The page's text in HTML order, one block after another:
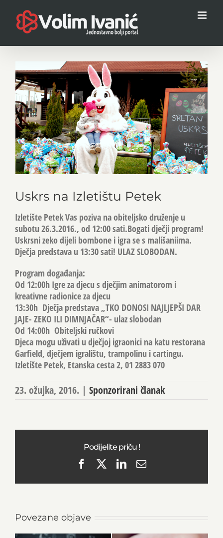
content
Larger
Image
Uskrs na Izletištu Petek
Izletište Petek Vas poziva na obiteljsko druženje u
subotu 26.3.2016., od 12:00 sati.Bogati dječji program!
Uskrsni zeko dijeli bombone i igra se s mališaniima.
Dječja predstava u 13:30 sati! ULAZ SLOBODAN.
Program događanja:
Od 12:00h Igre za djecu s dječjim animatorom i
kreativne radionice za djecu
13:30h Dječja predstava „TKO DONOSI NAJLJEPŠI DAR
JAJE- ZEKO ILI DIMNJAČAR“- ulaz slobodan
Od 14:00h Obiteljski ručkovi
Djeca mogu uživati u dječjoj igraonici na katu restorana
Garfield, dječjem igralištu, trampolinu i cartingu.
Izletište Petek, Etanska cesta 2, 01 2883 070
23. ožujka, 2016. | Sponzorirani članak
Podijelite priču !
FacebookLinkedIn
Email
Povezane objave